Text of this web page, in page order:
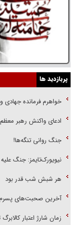
پربازدید ها
خواهرم فرمانده
ادعای واکنش رهبر
جنگ روانی تنگه‌ها!
نیویورک‌تایمز: جنگ
هر شبش شب قدر بود
آخرین صحبت‌های پسرم
زمان شارژ اعتبار